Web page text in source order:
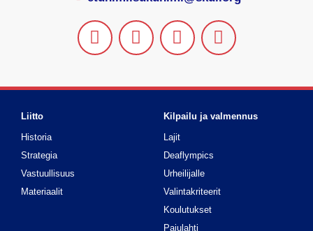
Liitto
Historia
Strategia
Vastuullisuus
Materiaalit
Kilpailu ja valmennus
Lajit
Deaflympics
Urheilijalle
Valintakriteerit
Koulutukset
Pajulahti